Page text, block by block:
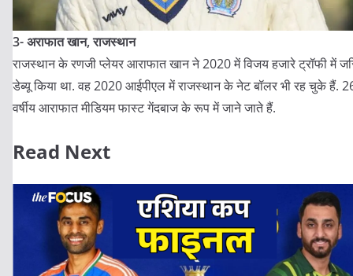
3- अराफात खान, राजस्थान
राजस्थान के रणजी प्लेयर आराफात खान ने 2020 में विजय हजारे ट्रॉफी में
डेब्यू किया था. वह 2020 आईपीएल में राजस्थान के नेट बॉलर भी रह चुके हैं.
वर्षीय आराफात मीडियम फास्ट गेंदबाज के रूप में जाने जाते हैं.
Read Next